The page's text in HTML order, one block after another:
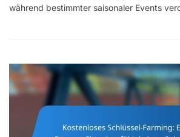
während bestimmter saisonaler Events